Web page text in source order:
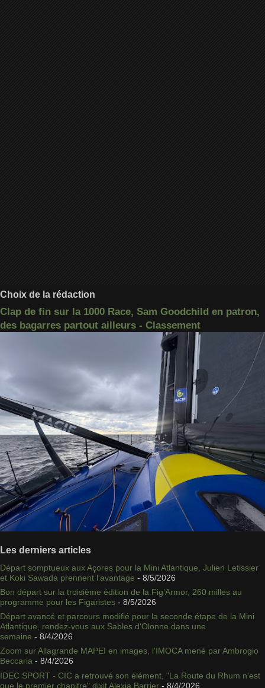
Choix de la rédaction
Clap de fin sur la 1000 Race, Sam Goodchild en patron,
des bagarres partout ailleurs - Classement
Les derniers articles
Départ somptueux aux Açores pour la Mini Atlantique, Julien Letissier
et Koki Sawada prennent l'avantage - 8/5/2026
Bon départ sur la troisième édition de la Fig’Armor, 260 milles au
programme pour les Figaristes - 8/5/2026
Départ avancé et parcours modifié pour la seconde étape de la Mini
Atlantique, rendez-vous aux Sables d'Olonne dans une
semaine - 8/4/2026
Zoom sur Allagrande MAPEI en images, l'IMOCA mené par Ambrogio
Beccaria - 8/4/2026
IDEC SPORT - CIC a retrouvé son élément, "La Route du Rhum n'est
que le premier chapitre" dixit Alexia Barrier - 8/4/2026